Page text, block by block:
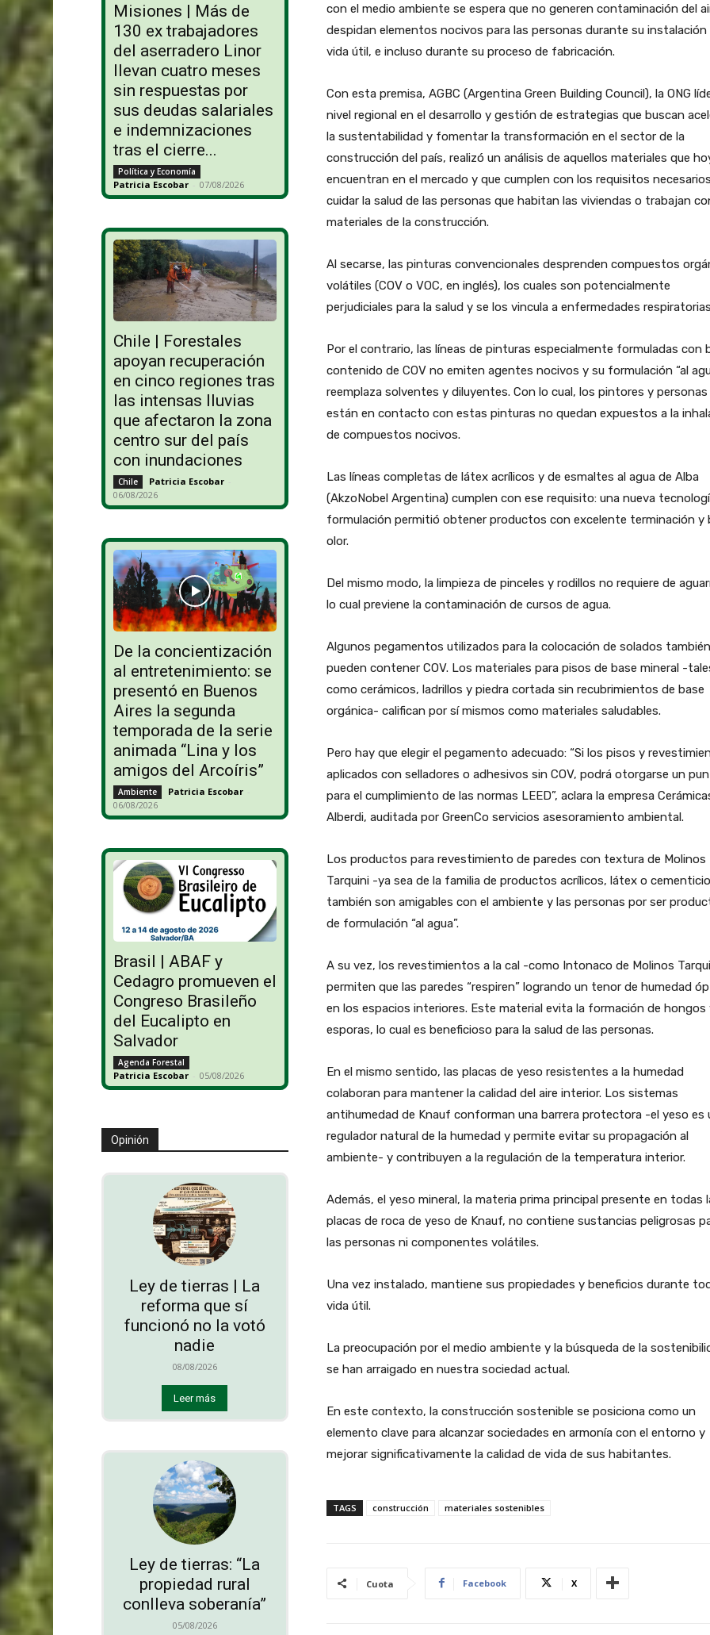
Misiones | Más de
130 ex trabajadores
del aserradero Linor
llevan cuatro meses
sin respuestas por
sus deudas salariales
e indemnizaciones
tras el cierre...
Política y Economía
Patricia Escobar - 07/08/2026
Chile | Forestales
apoyan recuperación
en cinco regiones tras
las intensas lluvias
que afectaron la zona
centro sur del país
con inundaciones
Chile Patricia Escobar -
06/08/2026
De la concientización
al entretenimiento: se
presentó en Buenos
Aires la segunda
temporada de la serie
animada “Lina y los
amigos del Arcoíris”
Ambiente Patricia Escobar -
06/08/2026
Brasil | ABAF y
Cedagro promueven el
Congreso Brasileño
del Eucalipto en
Salvador
Agenda Forestal
Patricia Escobar - 05/08/2026
Opinión
Ley de tierras | La
reforma que sí
funcionó no la votó
nadie
08/08/2026
Leer más
Ley de tierras: “La
propiedad rural
conlleva soberanía”
05/08/2026
con el medio ambiente se espera que no generen contaminación del
despidan elementos nocivos para las personas durante su instalación
vida útil, e incluso durante su proceso de fabricación.
Con esta premisa, AGBC (Argentina Green Building Council), la ONG
nivel regional en el desarrollo y gestión de estrategias que buscan
la sustentabilidad y fomentar la transformación en el sector de la
construcción del país, realizó un análisis de aquellos materiales que
encuentran en el mercado y que cumplen con los requisitos
cuidar la salud de las personas que habitan las viviendas o trabajan
materiales de la construcción.
Al secarse, las pinturas convencionales desprenden compuestos
volátiles (COV o VOC, en inglés), los cuales son potencialmente
perjudiciales para la salud y se los vincula a enfermedades
Por el contrario, las líneas de pinturas especialmente formuladas con
contenido de COV no emiten agentes nocivos y su formulación “al
reemplaza solventes y diluyentes. Con lo cual, los pintores y personas
están en contacto con estas pinturas no quedan expuestos a la
de compuestos nocivos.
Las líneas completas de látex acrílicos y de esmaltes al agua de Alba
(AkzoNobel Argentina) cumplen con ese requisito: una nueva
formulación permitió obtener productos con excelente terminación y
olor.
Del mismo modo, la limpieza de pinceles y rodillos no requiere de
lo cual previene la contaminación de cursos de agua.
Algunos pegamentos utilizados para la colocación de solados también
pueden contener COV. Los materiales para pisos de base mineral -
como cerámicos, ladrillos y piedra cortada sin recubrimientos de base
orgánica- califican por sí mismos como materiales saludables.
Pero hay que elegir el pegamento adecuado: “Si los pisos y
aplicados con selladores o adhesivos sin COV, podrá otorgarse un
para el cumplimiento de las normas LEED”, aclara la empresa
Alberdi, auditada por GreenCo servicios asesoramiento ambiental.
Los productos para revestimiento de paredes con textura de Molinos
Tarquini -ya sea de la familia de productos acrílicos, látex o
también son amigables con el ambiente y las personas por ser
de formulación “al agua”.
A su vez, los revestimientos a la cal -como Intonaco de Molinos
permiten que las paredes “respiren” logrando un tenor de humedad
en los espacios interiores. Este material evita la formación de hongos
esporas, lo cual es beneficioso para la salud de las personas.
En el mismo sentido, las placas de yeso resistentes a la humedad
colaboran para mantener la calidad del aire interior. Los sistemas
antihumedad de Knauf conforman una barrera protectora -el yeso es
regulador natural de la humedad y permite evitar su propagación al
ambiente- y contribuyen a la regulación de la temperatura interior.
Además, el yeso mineral, la materia prima principal presente en todas
placas de roca de yeso de Knauf, no contiene sustancias peligrosas
las personas ni componentes volátiles.
Una vez instalado, mantiene sus propiedades y beneficios durante
vida útil.
La preocupación por el medio ambiente y la búsqueda de la
se han arraigado en nuestra sociedad actual.
En este contexto, la construcción sostenible se posiciona como un
elemento clave para alcanzar sociedades en armonía con el entorno y
mejorar significativamente la calidad de vida de sus habitantes.
TAGS construcción materiales sostenibles
Cuota Facebook X